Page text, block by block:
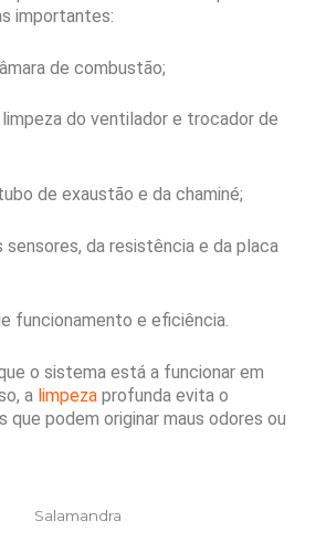
importantes:
de combustão;
do ventilador e trocador de
de exaustão e da chaminé;
sensores, da resistência e da placa
funcionamento e eficiência.
o sistema está a funcionar em
a limpeza profunda evita o
que podem originar maus odores ou